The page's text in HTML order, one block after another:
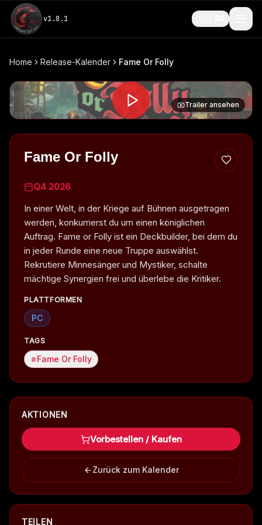
v1.8.1
Home Release-Kalender Fame Or Folly
Trailer ansehen
Fame Or Folly
Q4 2026
In einer Welt, in der Kriege auf Bühnen ausgetragen
werden, konkurrierst du um einen königlichen
Auftrag. Fame or Folly ist ein Deckbuilder, bei dem du
in jeder Runde eine neue Truppe auswählst.
Rekrutiere Minnesänger und Mystiker, schalte
mächtige Synergien frei und überlebe die Kritiker.
PLATTFORMEN
PC
TAGS
Fame Or Folly
AKTIONEN
Vorbestellen / Kaufen
Zurück zum Kalender
TEILEN